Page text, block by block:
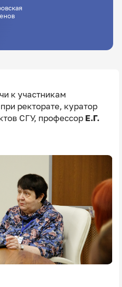
к участникам
ректорате, куратор
СГУ, профессор Е.Г.